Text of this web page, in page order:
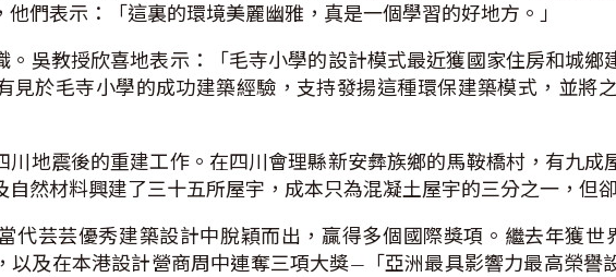
們表示：「這裏的環境美麗幽雅，真是一個學習的好地方。」
。吳教授欣喜地表示：「毛寺小學的設計模式最近獲國家住房和城
見於毛寺小學的成功建築經驗，支持發揚這種環保建築模式，並將
川地震後的重建工作。在四川會理縣新安彝族鄉的馬鞍橋村，有九成
然材料興建了三十五所屋宇，成本只為混凝土屋宇的三分之一，但
代芸芸優秀建築設計中脫穎而出，贏得多個國際獎項。繼去年獲世
以及在本港設計營商周中連奪三項大獎—「亞洲最具影響力最高榮譽